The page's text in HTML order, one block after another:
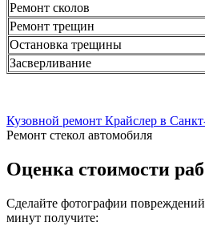
Ремонт сколов
Ремонт трещин
Остановка трещины
Засверливание
Кузовной ремонт Крайслер в
Ремонт стекол автомобиля
Оценка стоимости
Сделайте фотографии
минут получите: